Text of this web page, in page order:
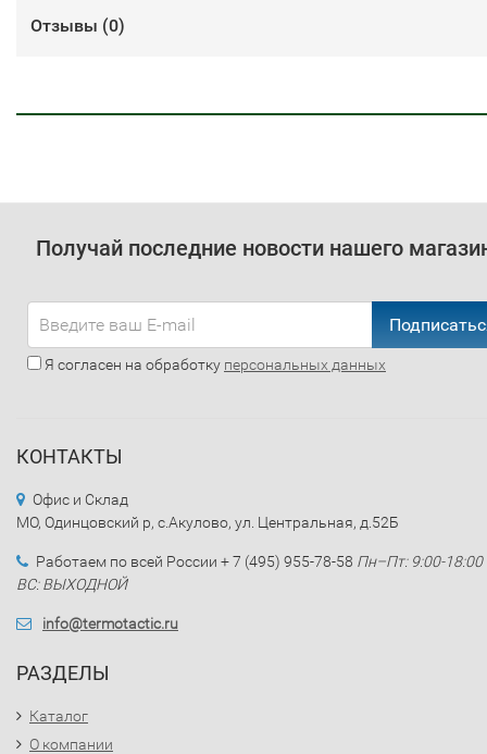
Отзывы (0)
Получай последние новости нашего
Я согласен на обработку персональных данных
КОНТАКТЫ
Офис и Склад
МО, Одинцовский р, с.Акулово, ул. Центральная, д.52Б
Работаем по всей России + 7 (495) 955-78-58 Пн–Пт: 9:00-18:00
ВС: ВЫХОДНОЙ
info@termotactic.ru
РАЗДЕЛЫ
Каталог
О компании